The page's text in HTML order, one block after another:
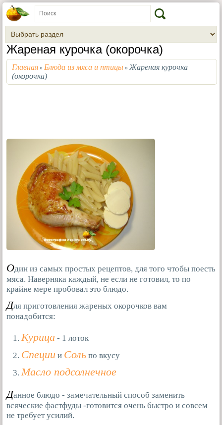
Жареная курочка (окорочка)
Главная » Блюда из мяса и птицы »Жареная курочка
(окорочка)
Один из самых простых рецептов, для того чтобы поесть
мяса. Наверняка каждый, не если не готовил, то по
крайне мере пробовал это блюдо.
Для приготовления жареных окорочков вам
понадобится:
Курица - 1 лоток
Специи и Соль по вкусу
Масло подсолнечное
Данное блюдо - замечательный способ заменить
всяческие фастфуды -готовится очень быстро и совсем
не требует усилий.